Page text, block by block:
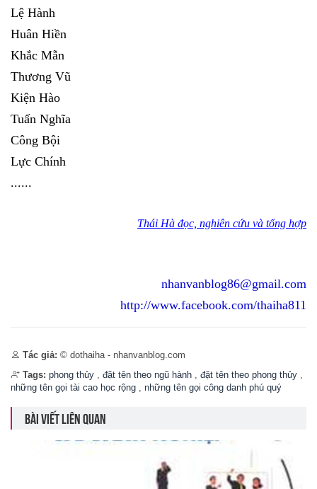
Lệ Hành
Huân Hiền
Khắc Mẫn
Thương Vũ
Kiện Hào
Tuấn Nghĩa
Công Bội
Lực Chính
......
Thái Hà đọc, nghiên cứu và tổng hợp
nhanvanblog86@gmail.com
http://www.facebook.com/thaiha811
Tác giả: © dothaiha - nhanvanblog.com
Tags: phong thủy , đặt tên theo ngũ hành , đặt tên theo phong thủy ,
những tên gọi tài cao học rộng , những tên gọi công danh phú quý
BÀI VIẾT LIÊN QUAN